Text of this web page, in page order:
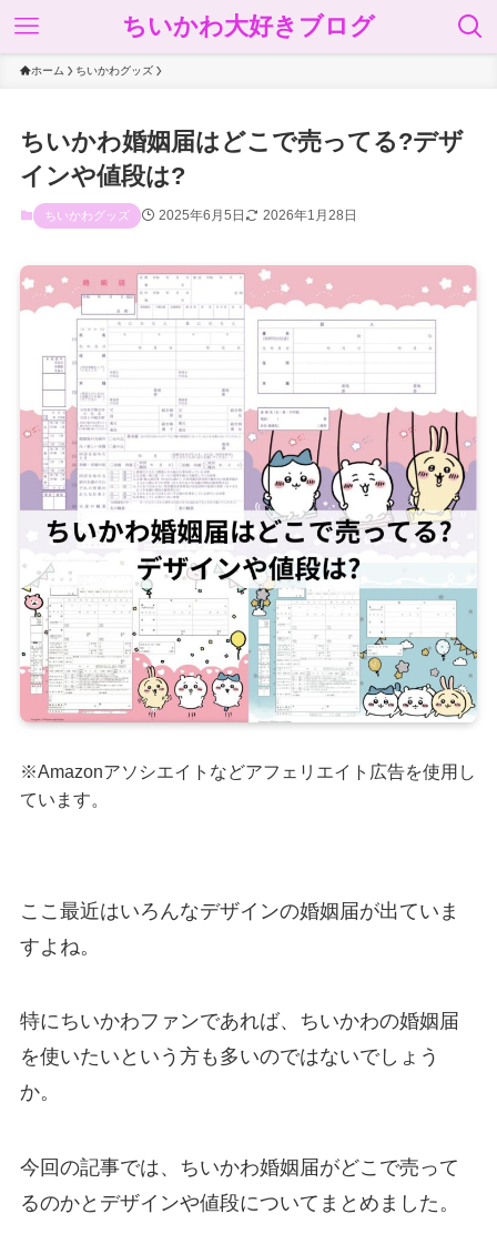
ちいかわ大好きブログ
ホーム ちいかわグッズ
ちいかわ婚姻届はどこで売ってる?デザ
インや値段は?
ちいかわグッズ 2025年6月5日 2026年1月28日
※Amazonアソシエイトなどアフェリエイト広告を使用し
ています。
ここ最近はいろんなデザインの婚姻届が出ていま
すよね。
特にちいかわファンであれば、ちいかわの婚姻届
を使いたいという方も多いのではないでしょう
か。
今回の記事では、ちいかわ婚姻届がどこで売って
るのかとデザインや値段についてまとめました。